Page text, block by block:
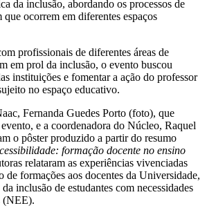
da inclusão, abordando os processos de
que ocorrem em diferentes espaços
profissionais de diferentes áreas de
em prol da inclusão, o evento buscou
instituições e fomentar a ação do professor
no espaço educativo.
Fernanda Guedes Porto (foto), que
e a coordenadora do Núcleo, Raquel
o pôster produzido a partir do resumo
formação docente no ensino
relataram as experiências vivenciadas
de formações aos docentes da Universidade,
inclusão de estudantes com necessidades
(NEE).